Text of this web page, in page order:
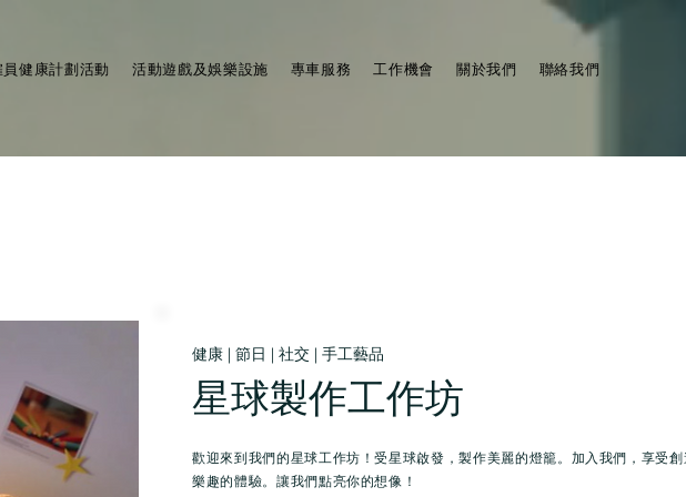
員健康計劃活動 活動遊戲及娛樂設施 專車服務 工作機會 關於我們 聯絡我們
健康 | 節日 | 社交 | 手工藝品
星球製作工作坊
歡迎來到我們的星球工作坊！受星球啟發，製作美麗的燈籠。加入我們，享受
樂趣的體驗。讓我們點亮你的想像！